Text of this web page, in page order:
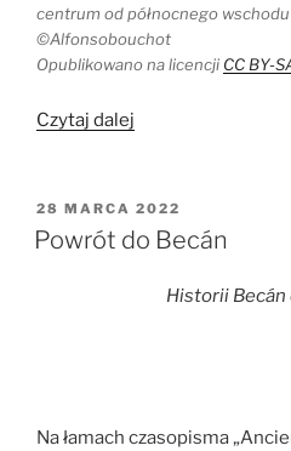
centrum od północnego wschodu
©Alfonsobouchot
Opublikowano na licencji CC BY-
Czytaj dalej
Tehuantepec
i
konstrukcje
między
OPUBLIKOWANE
W
28 MARCA 2022
Powrót do Becán
Historii Becán
Na łamach czasopisma